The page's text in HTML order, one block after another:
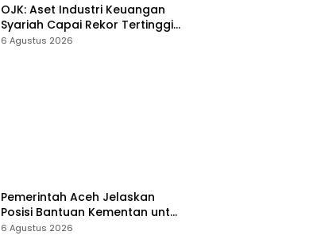
OJK: Aset Industri Keuangan
Syariah Capai Rekor Tertinggi
Rp3.131 Triliun pada 2025
6 Agustus 2026
Pemerintah Aceh Jelaskan
Posisi Bantuan Kementan untuk
Pemulihan Sawah dan Kebun
6 Agustus 2026